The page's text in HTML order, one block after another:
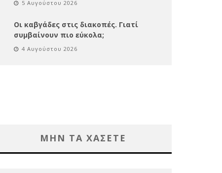
5 Αυγούστου 2026
Οι καβγάδες στις διακοπές. Γιατί
συμβαίνουν πιο εύκολα;
4 Αυγούστου 2026
ΜΗΝ ΤΑ ΧΑΣΕΤΕ